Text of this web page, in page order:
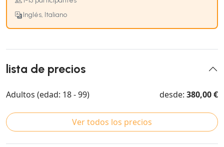
Inglés, Italiano
lista de precios
Adultos (edad: 18 - 99) desde: 380,00 €
Ver todos los precios